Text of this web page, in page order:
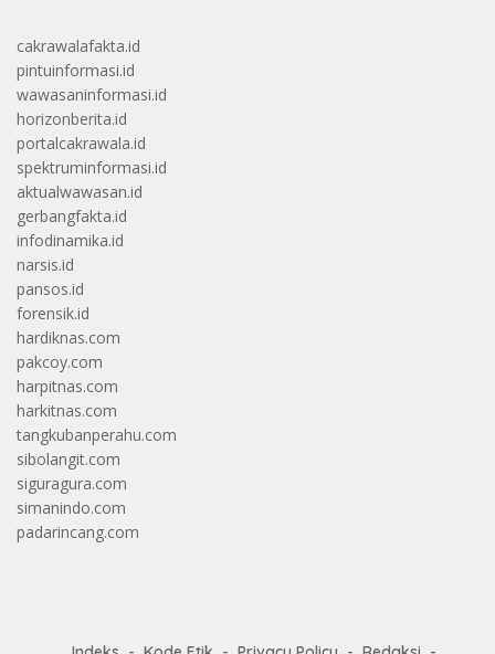
cakrawalafakta.id
pintuinformasi.id
wawasaninformasi.id
horizonberita.id
portalcakrawala.id
spektruminformasi.id
aktualwawasan.id
gerbangfakta.id
infodinamika.id
narsis.id
pansos.id
forensik.id
hardiknas.com
pakcoy.com
harpitnas.com
harkitnas.com
tangkubanperahu.com
sibolangit.com
siguragura.com
simanindo.com
padarincang.com